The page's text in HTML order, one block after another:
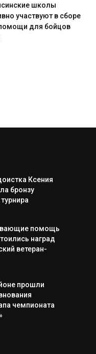
школы
участвуют в сборе
для бойцов
Ксения
бронзу
помощь
наград
ветеран-
прошли
чемпионата